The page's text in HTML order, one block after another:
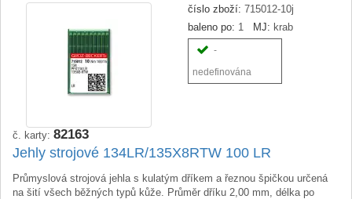
číslo zboží: 715012-10j
baleno po: 1 MJ: krab
-
nedefinována
č. karty: 82163
Jehly strojové 134LR/135X8RTW 100 LR
Průmyslová strojová jehla s kulatým dříkem a řeznou špičkou určená
na šití všech běžných typů kůže. Průměr dříku 2,00 mm, délka po